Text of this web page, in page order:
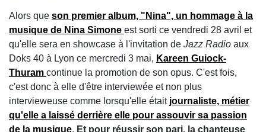
Alors que son premier album, "Nina", un hommage à la
musique de Nina Simone est sorti ce vendredi 28 avril et
qu'elle sera en showcase à l'invitation de Jazz Radio aux
Doks 40 à Lyon ce mercredi 3 mai, Kareen Guiock-
Thuram continue la promotion de son opus. C'est fois,
c'est donc à elle d'être interviewée et non plus
intervieweuse comme lorsqu'elle était journaliste, métier
qu'elle a laissé derrière elle pour assouvir sa passion
de la musique. Et pour réussir son pari, la chanteuse